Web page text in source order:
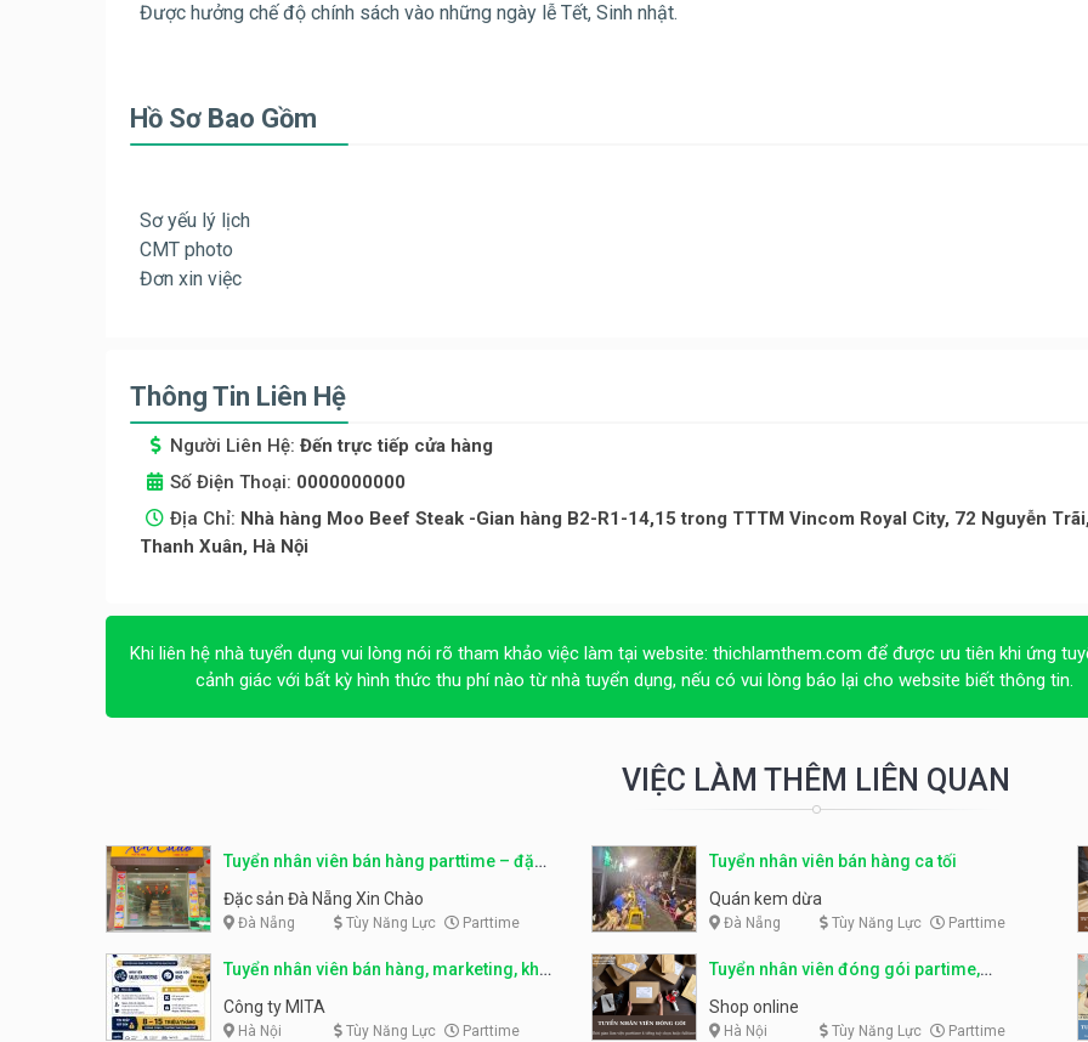
Được hưởng chế độ chính sách vào những ngày lễ Tết, Sinh nhật.
Hồ Sơ Bao Gồm
Sơ yếu lý lịch
CMT photo
Đơn xin việc
Thông Tin Liên Hệ
Người Liên Hệ: Đến trực tiếp cửa hàng
Số Điện Thoại: 0000000000
Địa Chỉ: Nhà hàng Moo Beef Steak -Gian hàng B2-R1-14,15 trong TTTM Vincom Royal City, 72 Nguyễn Trãi,
Thanh Xuân, Hà Nội
Khi liên hệ nhà tuyển dụng vui lòng nói rõ tham khảo việc làm tại website: thichlamthem.com để được ưu tiên khi ứng
cảnh giác với bất kỳ hình thức thu phí nào từ nhà tuyển dụng, nếu có vui lòng báo lại cho website biết thông tin.
VIỆC LÀM THÊM LIÊN QUAN
Tuyển nhân viên bán hàng parttime – đặc
sản Đà Nẵng
Đặc sản Đà Nẵng Xin Chào
Đà Nẵng Tùy Năng Lực Parttime
Tuyển nhân viên bán hàng ca tối
Quán kem dừa
Đà Nẵng Tùy Năng Lực Parttime
Tuyển nhân viên bán hàng, marketing, kho
– parttime, fulltime
Công ty MITA
Hà Nội Tùy Năng Lực Parttime
Tuyển nhân viên đóng gói partime,
fulltime
Shop online
Hà Nội Tùy Năng Lực Parttime